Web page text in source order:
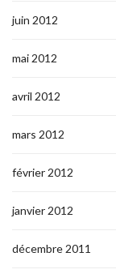
juin 2012
mai 2012
avril 2012
mars 2012
février 2012
janvier 2012
décembre 2011